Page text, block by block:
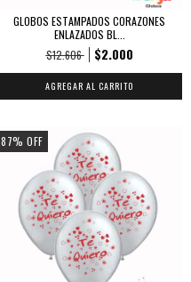
GLOBOS ESTAMPADOS CORAZONES
ENLAZADOS BL...
$12.606
$2.000
AGREGAR AL CARRITO
87% OFF